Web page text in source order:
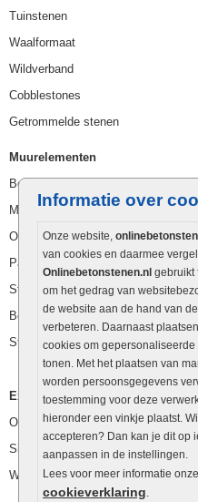
Informatie over
Onze website,
van cookies en daarmee
Onlinebetonstenen.nl gebruikt
om het gedrag van
de website aan de hand van
verbeteren. Daarnaast
cookies om gepersonaliseerde
tonen. Met het plaatsen van
worden persoonsgegevens
toestemming voor deze
hieronder een vinkje plaatst.
accepteren? Dan kan je dit op
aanpassen in de instellingen.
Lees voor meer informatie onze
cookieverklaring.
Tuinstenen
Waalformaat
Wildverband
Cobblestones
Getrommelde stenen
Muurelementen
Betonbielzen
Muurstenen
Opsluitbanden
Palissaden
Stapelblokken
Betonblokken
Stapelstenen
Extra benodigdheden
Ophoogzand
Siergrind en siersplit
Waterafvoer